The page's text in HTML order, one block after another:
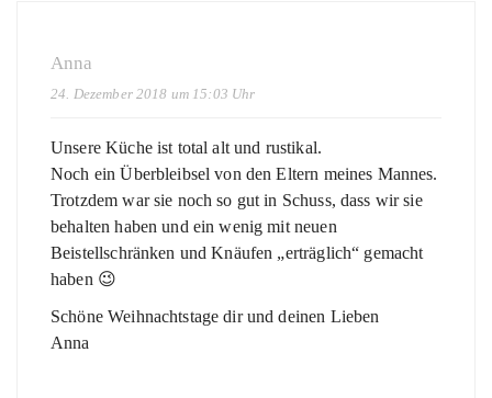
Anna
24. Dezember 2018 um 15:03 Uhr
Unsere Küche ist total alt und rustikal.
Noch ein Überbleibsel von den Eltern meines Mannes.
Trotzdem war sie noch so gut in Schuss, dass wir sie
behalten haben und ein wenig mit neuen
Beistellschränken und Knäufen „erträglich“ gemacht
haben 😉
Schöne Weihnachtstage dir und deinen Lieben
Anna